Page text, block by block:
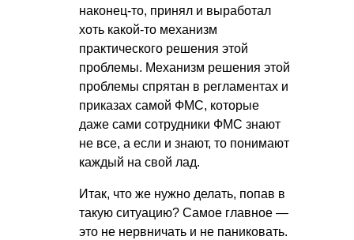
наконец-то, принял и выработал
хоть какой-то механизм
практического решения этой
проблемы. Механизм решения этой
проблемы спрятан в регламентах и
приказах самой ФМС, которые
даже сами сотрудники ФМС знают
не все, а если и знают, то понимают
каждый на свой лад.
Итак, что же нужно делать, попав в
такую ситуацию? Самое главное —
это не нервничать и не паниковать.